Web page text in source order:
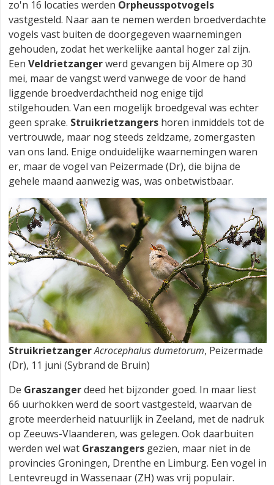
zo'n 16 locaties werden Orpheusspotvogels
vastgesteld. Naar aan te nemen werden broedverdachte
vogels vast buiten de doorgegeven waarnemingen
gehouden, zodat het werkelijke aantal hoger zal zijn.
Een Veldrietzangerwerd gevangen bij Almere op 30
mei, maar de vangst werd vanwege de voor de hand
liggende broedverdachtheid nog enige tijd
stilgehouden. Van een mogelijk broedgeval was echter
geen sprake. Struikrietzangers horen inmiddels tot de
vertrouwde, maar nog steeds zeldzame, zomergasten
van ons land. Enige onduidelijke waarnemingen waren
er, maar de vogel van Peizermade (Dr), die bijna de
gehele maand aanwezig was, was onbetwistbaar.
StruikrietzangerAcrocephalus dumetorum, Peizermade
(Dr), 11 juni (Sybrand de Bruin)
De Graszangerdeed het bijzonder goed. In maar liest
66 uurhokken werd de soort vastgesteld, waarvan de
grote meerderheid natuurlijk in Zeeland, met de nadruk
op Zeeuws-Vlaanderen, was gelegen. Ook daarbuiten
werden wel wat Graszangers gezien, maar niet in de
provincies Groningen, Drenthe en Limburg. Een vogel in
Lentevreugd in Wassenaar (ZH) was vrij populair.